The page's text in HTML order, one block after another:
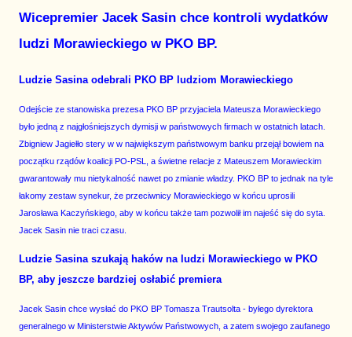
Wicepremier Jacek Sasin chce kontroli wydatków
ludzi Morawieckiego w PKO BP.
Ludzie Sasina odebrali PKO BP ludziom Morawieckiego
Odejście ze stanowiska prezesa PKO BP przyjaciela Mateusza Morawieckiego
było jedną z najgłośniejszych dymisji w państwowych firmach w ostatnich latach.
Zbigniew Jagiełło stery w w największym państwowym banku przejął bowiem na
początku rządów koalicji PO-PSL, a świetne relacje z Mateuszem Morawieckim
gwarantowały mu nietykalność nawet po zmianie władzy. PKO BP to jednak na tyle
łakomy zestaw synekur, że przeciwnicy Morawieckiego w końcu uprosili
Jarosława Kaczyńskiego, aby w końcu także tam pozwolił im najeść się do syta.
Jacek Sasin nie traci czasu.
Ludzie Sasina szukają haków na ludzi Morawieckiego w PKO
BP, aby jeszcze bardziej osłabić premiera
Jacek Sasin chce wysłać do PKO BP Tomasza Trautsolta - byłego dyrektora
generalnego w Ministerstwie Aktywów Państwowych, a zatem swojego zaufanego